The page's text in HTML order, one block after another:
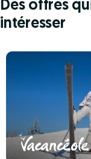
Des offres
intéresser